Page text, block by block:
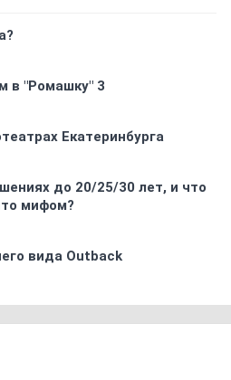
в "Ромашку" 3
Екатеринбурга
до 20/25/30 лет, и что
мифом?
вида Outback